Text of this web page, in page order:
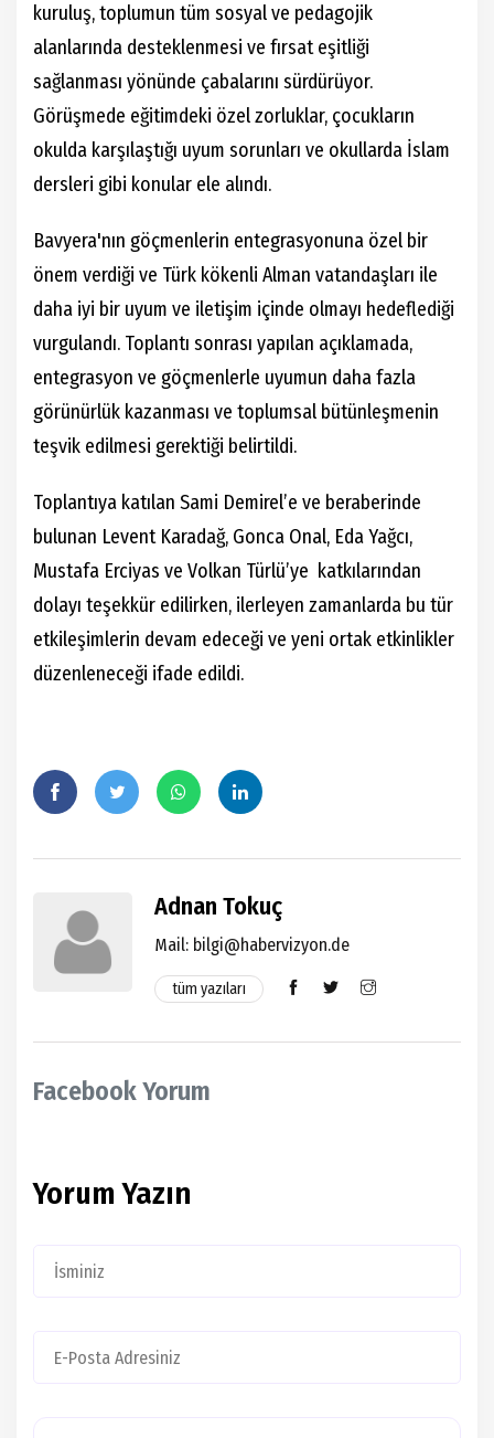
kuruluş, toplumun tüm sosyal ve pedagojik
alanlarında desteklenmesi ve fırsat eşitliği
sağlanması yönünde çabalarını sürdürüyor.
Görüşmede eğitimdeki özel zorluklar, çocukların
okulda karşılaştığı uyum sorunları ve okullarda İslam
dersleri gibi konular ele alındı.
Bavyera'nın göçmenlerin entegrasyonuna özel bir
önem verdiği ve Türk kökenli Alman vatandaşları ile
daha iyi bir uyum ve iletişim içinde olmayı hedeflediği
vurgulandı. Toplantı sonrası yapılan açıklamada,
entegrasyon ve göçmenlerle uyumun daha fazla
görünürlük kazanması ve toplumsal bütünleşmenin
teşvik edilmesi gerektiği belirtildi.
Toplantıya katılan Sami Demirel’e ve beraberinde
bulunan Levent Karadağ, Gonca Onal, Eda Yağcı,
Mustafa Erciyas ve Volkan Türlü’ye katkılarından
dolayı teşekkür edilirken, ilerleyen zamanlarda bu tür
etkileşimlerin devam edeceği ve yeni ortak etkinlikler
düzenleneceği ifade edildi.
Adnan Tokuç
Mail: bilgi@habervizyon.de
tüm yazıları
Facebook Yorum
Yorum Yazın